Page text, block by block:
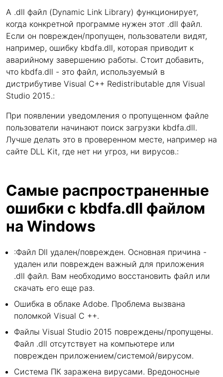
A .dll файл (Dynamic Link Library) функционирует,
когда конкретной программе нужен этот .dll файл.
Если он поврежден/пропущен, пользователи видят,
например, ошибку kbdfa.dll, которая приводит к
аварийному завершению работы. Стоит добавить,
что kbdfa.dll - это файл, используемый в
дистрибутиве Visual C++ Redistributable для Visual
Studio 2015.:
При появлении уведомления о пропущенном файле
пользователи начинают поиск загрузки kbdfa.dll.
Лучше делать это в проверенном месте, например на
сайте DLL Kit, где нет ни угроз, ни вирусов.:
Самые распространенные
ошибки с kbdfa.dll файлом
на Windows
:Файл Dll удален/поврежден. Основная причина -
удален или поврежден важный для приложения
.dll файл. Вам необходимо восстановить файл или
скачать его еще раз.
Ошибка в облаке Adobe. Проблема вызвана
поломкой Visual C ++.
Файлы Visual Studio 2015 повреждены/пропущены.
Файл .dll отсутствует на компьютере или
поврежден приложением/системой/вирусом.
Система ПК заражена вирусами. Вредоносные